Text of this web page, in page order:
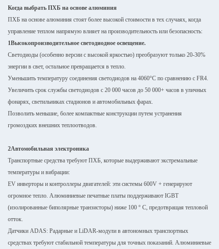
Когда выбрать ПХБ на основе алюминия
ПХБ на основе алюминия стоят более высокой стоимости в тех случаях, когда
управление теплом напрямую влияет на производительность или безопасность:
1Высокопроизводительное светодиодное освещение.
Светодиоды (особенно версии с высокой яркостью) преобразуют только 20-30%
энергии в свет, остальное превращается в тепло.
Уменьшить температуру соединения светодиодов на 4060°C по сравнению с FR4.
Увеличить срок службы светодиодов с 20 000 часов до 50 000+ часов в уличных
фонарях, светильниках стадионов и автомобильных фарах.
Позволить меньшие, более компактные конструкции путем устранения
громоздких внешних теплоотводов.
2Автомобильная электроника
Транспортные средства требуют ПХБ, которые выдерживают экстремальные
температуры и вибрации:
EV инверторы и контроллеры двигателей: эти системы 600V + генерируют
огромное тепло. Алюминиевые печатные платы поддерживают IGBT
(изолированные биполярные транзисторы) ниже 100 ° C, предотвращая тепловой
отток.
Датчики ADAS: Радарные и LiDAR-модули в автономных транспортных
средствах требуют стабильной температуры для точных показаний. Алюминиевые